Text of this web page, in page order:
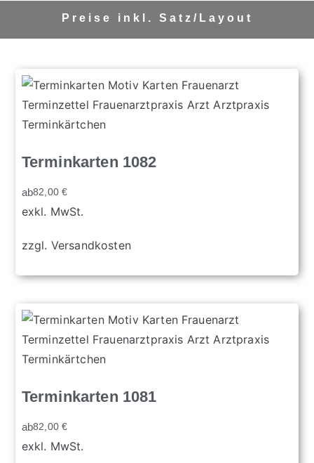
Preise inkl. Satz/Layout
Terminkarten 1082
ab82,00€
exkl. MwSt.
zzgl. Versandkosten
Terminkarten 1081
ab82,00€
exkl. MwSt.